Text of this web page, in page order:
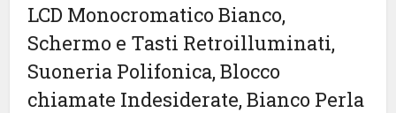
LCD Monocromatico Bianco,
Schermo e Tasti Retroilluminati,
Suoneria Polifonica, Blocco
chiamate Indesiderate, Bianco Perla